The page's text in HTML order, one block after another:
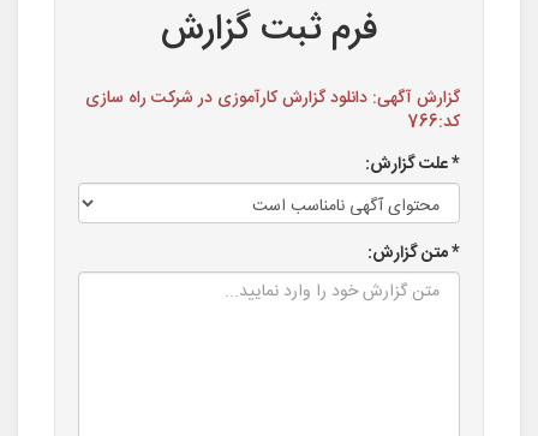
فرم ثبت گزارش
گزارش آگهی: دانلود گزارش کارآموزی در شرکت راه سازی
کد:766
* علت گزارش:
* متن گزارش: